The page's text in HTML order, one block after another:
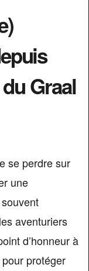
Graal
se perdre sur
une
aventuriers
d’honneur à
protéger